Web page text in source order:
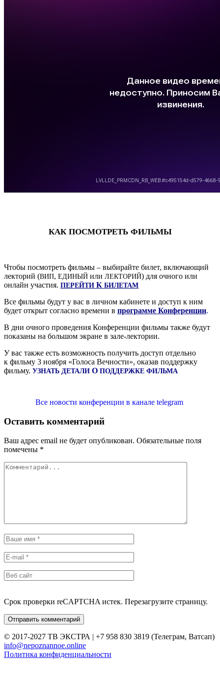
КАК ПОСМОТРЕТЬ ФИЛЬМЫ
Что­бы посмот­реть филь­мы – выби­рай­те билет, вклю­ча­ю­щий
лек­то­рий (ВИП, ЕДИ­НЫЙ или ЛЕК­ТО­РИЙ) для очно­го или
онлайн уча­стия. ПЕРЕЙ­ТИ К БИЛЕТАМ
Все филь­мы будут у вас в лич­ном каби­не­те и доступ к ним
будет открыт соглас­но вре­ме­ни в про­грам­ме Кон­фе­рен­ции.
В дни очно­го про­ве­де­ния Кон­фе­рен­ции филь­мы так­же будут
пока­за­ны на боль­шом экране в зале-лектории.
У вас так­же есть воз­мож­ность полу­чить доступ отдель­но
к филь­му 3 нояб­ря «Голо­са Веч­но­сти», ока­зав под­держ­ку
филь­му. УЗНАТЬ ДЕТА­ЛИ О ПОД­ДЕРЖ­КЕ ФИЛЬМА
Все ново­сти кон­фе­рен­ции в кана­ле telegram
Оставить комментарий
Ваш адрес email не будет опубликован. Обязательные поля
помечены *
Срок проверки reCAPTCHA истек. Перезагрузите страницу.
© 2017-2027 ТВ ЭКСТРА | +7 958 830 3819 (Телеграм, Ватсап)
info@nepoznannoe.online
Политика конфиденциальности